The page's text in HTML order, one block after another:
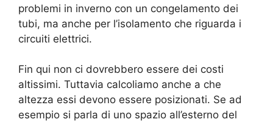
problemi in inverno con un congelamento dei
tubi, ma anche per l’isolamento che riguarda i
circuiti elettrici.
Fin qui non ci dovrebbero essere dei costi
altissimi. Tuttavia calcoliamo anche a che
altezza essi devono essere posizionati. Se ad
esempio si parla di uno spazio all’esterno del